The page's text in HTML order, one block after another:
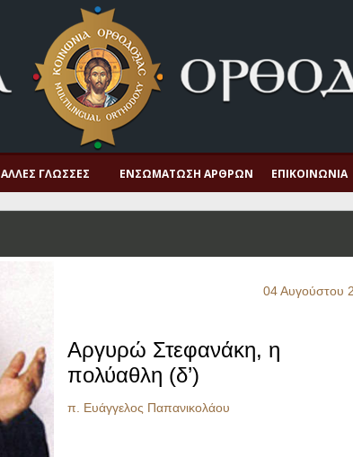
ΆΛΛΕΣ ΓΛΏΣΣΕΣ ΕΝΣΩΜΆΤΩΣΗ ΆΡΘΡΩΝ ΕΠΙΚΟΙΝΩΝΊΑ
04 Αυγούστου
Αργυρώ Στεφανάκη, η
πολύαθλη (δ’)
π. Ευάγγελος Παπανικολάου